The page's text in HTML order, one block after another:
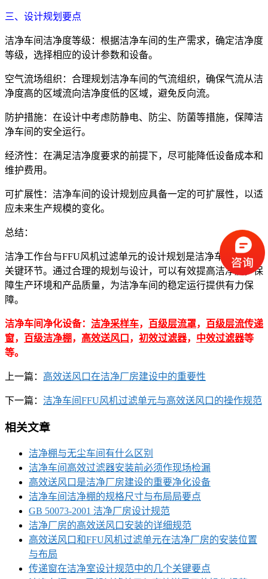
三、设计规划要点
洁净车间洁净度等级：根据洁净车间的生产需求，确定洁净度
等级，选择相应的设计参数和设备。
空气流场组织：合理规划洁净车间的气流组织，确保气流从洁
净度高的区域流向洁净度低的区域，避免反向流。
防护措施：在设计中考虑防静电、防尘、防菌等措施，保障洁
净车间的安全运行。
经济性：在满足洁净度要求的前提下，尽可能降低设备成本和
维护费用。
可扩展性：洁净车间的设计规划应具备一定的可扩展性，以适
应未来生产规模的变化。
总结：
洁净工作台与FFU风机过滤单元的设计规划是洁净车间建设的
关键环节。通过合理的规划与设计，可以有效提高洁净度，保
障生产环境和产品质量，为洁净车间的稳定运行提供有力保
障。
洁净车间净化设备： 洁净采样车， 百级层流罩， 百级层流传递
窗， 百级洁净棚 ， 高效送风口 ， 初效过滤器， 中效过滤器等
等。
上一篇： 高效送风口在洁净厂房建设中的重要性
下一篇： 洁净车间FFU风机过滤单元与高效送风口的操作规范
相关文章
洁净棚与无尘车间有什么区别
洁净车间高效过滤器安装前必须作现场检漏
高效送风口是洁净厂房建设的重要净化设备
洁净车间洁净棚的规格尺寸与布局局要点
GB 50073-2001 洁净厂房设计规范
洁净厂房的高效送风口安装的详细规范
高效送风口和FFU风机过滤单元在洁净厂房的安装位置
与布局
传递窗在洁净室设计规范中的几个关键要点